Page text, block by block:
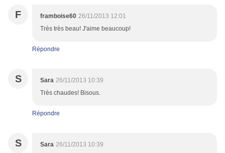
F framboise60 26/11/2013 12:01
Très très beau! J'aime beaucoup!
Répondre
S Sara 26/11/2013 10:39
Très chaudes! Bisous.
Répondre
S Sara 26/11/2013 10:39